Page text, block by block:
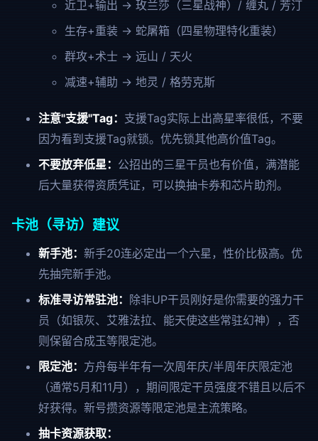
近卫+输出 → 玫兰莎（三星战神）/ 缠丸 / 芳汀
生存+重装 → 蛇屠箱（四星物理特化重装）
群攻+术士 → 远山 / 天火
减速+辅助 → 地灵 / 格劳克斯
注意"支援"Tag： 支援Tag实际上出高星率很低，不要
因为看到支援Tag就锁。优先锁其他高价值Tag。
不要放弃低星： 公招出的三星干员也有价值，满潜能
后大量获得资质凭证，可以换抽卡券和芯片助剂。
卡池（寻访）建议
新手池： 新手20连必定出一个六星，性价比极高。优
先抽完新手池。
标准寻访常驻池： 除非UP干员刚好是你需要的强力干
员（如银灰、艾雅法拉、能天使这些常驻幻神），否
则保留合成玉等限定池。
限定池： 方舟每半年有一次周年庆/半周年庆限定池
（通常5月和11月），期间限定干员强度不错且以后不
好获得。新号攒资源等限定池是主流策略。
抽卡资源获取：